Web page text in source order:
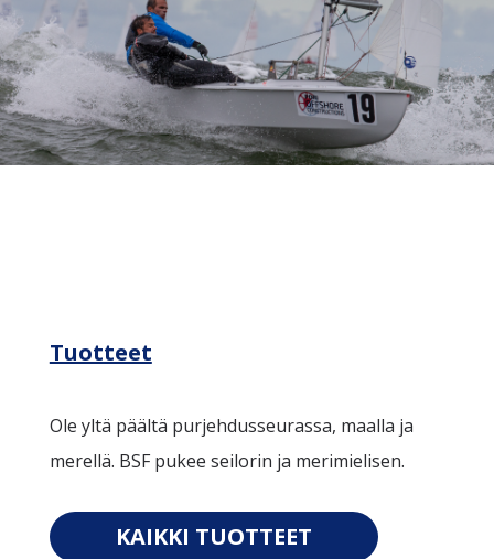
Tuotteet
Ole yltä päältä purjehdusseurassa, maalla ja
merellä. BSF pukee seilorin ja merimielisen.
KAIKKI TUOTTEET